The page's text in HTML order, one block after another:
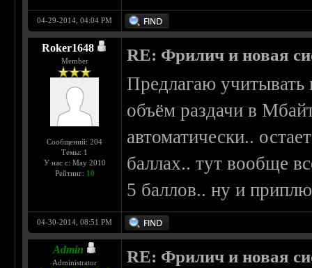
04-29-2014, 04:04 PM
Roker1648
Member
Сообщений: 204
Темы: 1
У нас с: May 2010
Рейтинг: 10
RE: Фрилич и новая
Предлагаю учитывать
объём раздачи в
автоматически..
баллах.. тут вообще
5 баллов.. ну и
04-30-2014, 08:51 PM
Admin
Administrator RE: Фрилич и новая